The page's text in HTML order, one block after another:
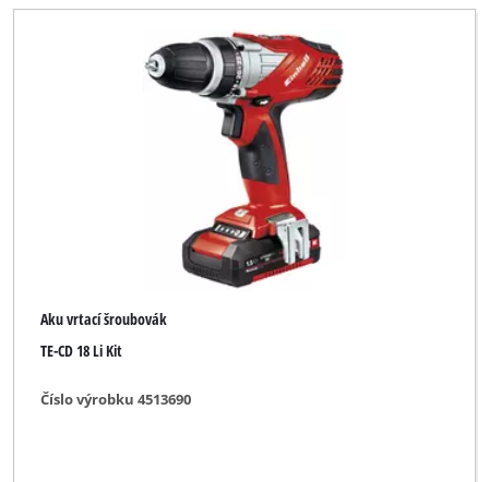
Aku vrtací šroubovák
TE-CD 18 Li Kit
Číslo výrobku 4513690